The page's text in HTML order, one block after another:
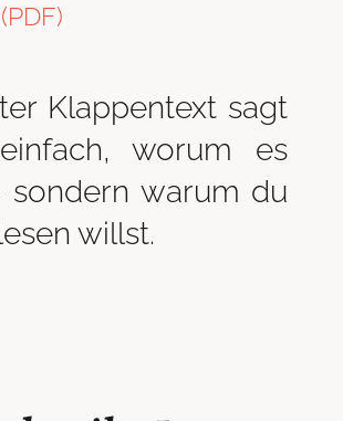
Klappentext sagt
worum es
sondern warum du
willst.